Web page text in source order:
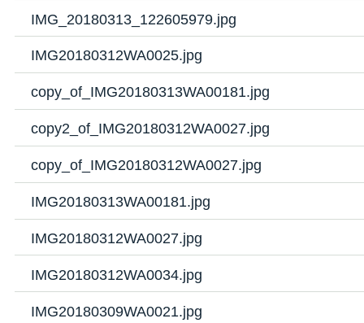
IMG_20180313_122605979.jpg
IMG20180312WA0025.jpg
copy_of_IMG20180313WA00181.jpg
copy2_of_IMG20180312WA0027.jpg
copy_of_IMG20180312WA0027.jpg
IMG20180313WA00181.jpg
IMG20180312WA0027.jpg
IMG20180312WA0034.jpg
IMG20180309WA0021.jpg